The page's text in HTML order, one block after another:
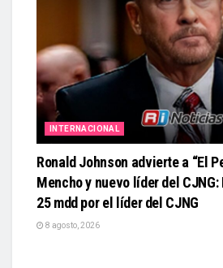
INTERNACIONAL
Ronald Johnson advierte a “El
Mencho y nuevo líder del
25 mdd por el líder del CJNG
8 agosto, 2026